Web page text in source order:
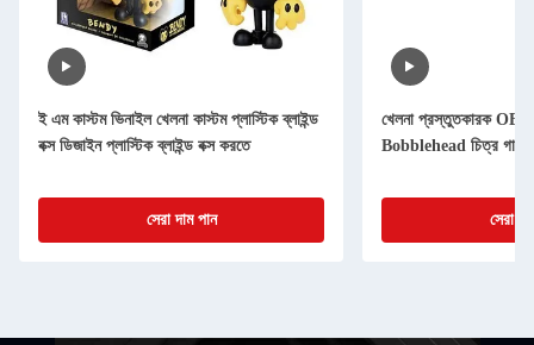
ই এম কাস্টম ভিনাইল খেলনা কাস্টম প্লাস্টিক ব্লাইন্ড
বক্স ডিজাইন প্লাস্টিক ব্লাইন্ড বক্স করতে
সেরা দাম পান
খেলনা প্রস্তুতকারক OEM
Bobblehead চিত্র গাড়ী
সেরা